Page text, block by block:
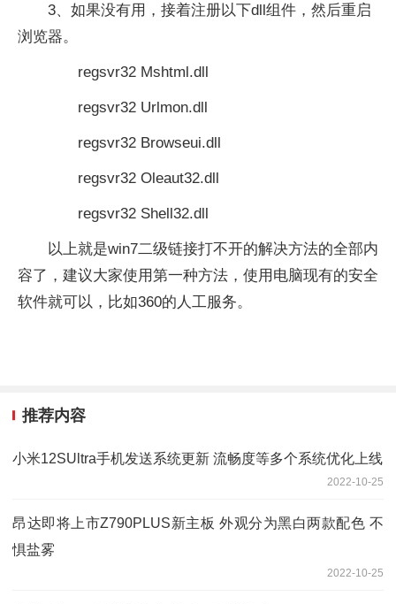
3、如果没有用，接着注册以下dll组件，然后重启
浏览器。
regsvr32 Mshtml.dll
regsvr32 Urlmon.dll
regsvr32 Browseui.dll
regsvr32 Oleaut32.dll
regsvr32 Shell32.dll
以上就是win7二级链接打不开的解决方法的全部内
容了，建议大家使用第一种方法，使用电脑现有的安全
软件就可以，比如360的人工服务。
推荐内容
小米12SUltra手机发送系统更新 流畅度等多个系统优化上线
2022-10-25
昂达即将上市Z790PLUS新主板 外观分为黑白两款配色 不
惧盐雾
2022-10-25